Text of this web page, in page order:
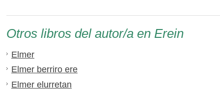
Otros libros del autor/a en Erein
Elmer
Elmer berriro ere
Elmer elurretan